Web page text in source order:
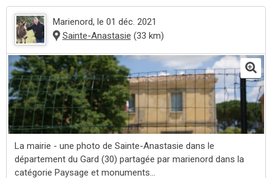
Marienord, le 01 déc. 2021
Sainte-Anastasie (33 km)
La mairie - une photo de Sainte-Anastasie dans le
département du Gard (30) partagée par marienord dans la
catégorie Paysage et monuments...